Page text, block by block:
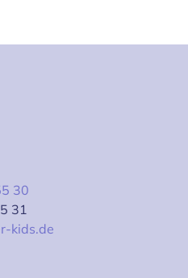
30
31
kids.de